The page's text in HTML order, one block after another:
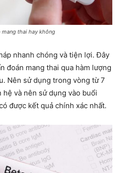
thai hay không
nhanh chóng và tiện lợi. Đây
đoán mang thai qua hàm lượng
Nên sử dụng trong vòng từ 7
hệ và nên sử dụng vào buổi
được kết quả chính xác nhất.